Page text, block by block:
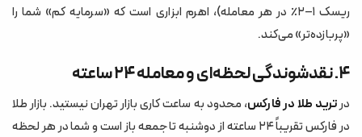
ریسک ۱–۲٪ در هر معامله)، اهرم ابزاری است که «سرمایه کم» شما را
«پربازده‌تر» می‌کند.
۴. نقدشوندگی لحظه‌ای و معامله ۲۴ ساعته
درترید طلا در فارکس، محدود به ساعت کاری بازار تهران نیستید. بازار طلا
در فارکس تقریباً ۲۴ ساعته از دوشنبه تا جمعه باز است و شما در هر لحظه